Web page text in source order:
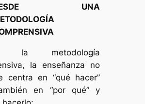
UNA
la metodología
la enseñanza no
centra en “qué hacer”
en “por qué” y